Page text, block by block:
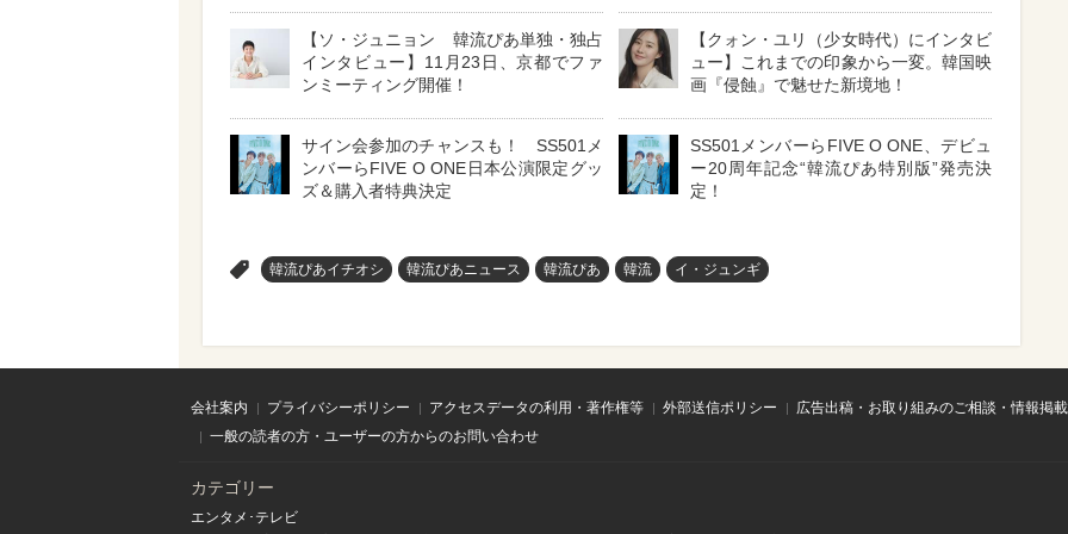
【ソ・ジュニョン 韓流ぴあ単独・独占
インタビュー】11月23日、京都でファ
ンミーティング開催！
【クォン・ユリ（少女時代）にインタビ
ュー】これまでの印象から一変。韓国映
画『侵蝕』で魅せた新境地！
サイン会参加のチャンスも！ SS501メ
ンバーらFIVE O ONE日本公演限定グッ
ズ＆購入者特典決定
SS501メンバーらFIVE O ONE、デビュ
ー20周年記念“韓流ぴあ特別版”発売決
定！
韓流ぴあイチオシ 韓流ぴあニュース 韓流ぴあ 韓流 イ・ジュンギ
会社案内 プライバシーポリシー アクセスデータの利用・著作権等 外部送信ポリシー
広告出稿・お取り組みのご相談・情報掲
一般の読者の方・ユーザーの方からのお問い合わせ
カテゴリー
エンタメ･テレビ